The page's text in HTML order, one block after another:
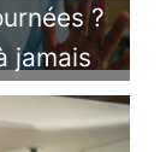
?
jamais